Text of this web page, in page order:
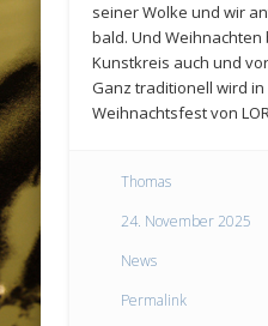
seiner Wolke und wir
bald. Und
Kunstkreis auch und vor
Ganz traditionell wird in
Weihnachtsfest von
Thomas
24. November 2025
News
Permalink